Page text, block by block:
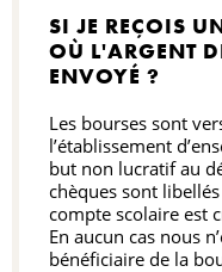
SI JE REÇOIS
OÙ L'ARGENT
ENVOYÉ ?
Les bourses sont
l’établissement
but non lucratif au
chèques sont
compte scolaire est
En aucun cas nous
bénéficiaire de la